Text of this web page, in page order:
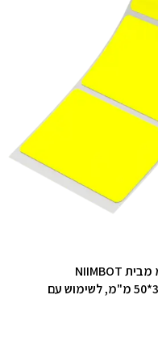
225 מדבקות צהובות NIIMBOT בגודל 30*50 מ"מ, לשימוש עם